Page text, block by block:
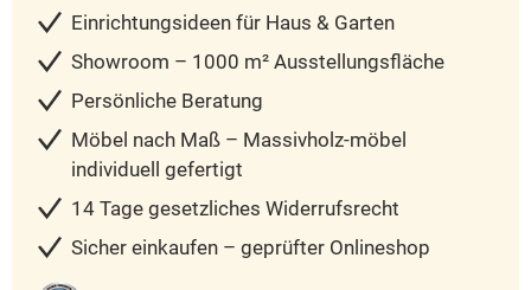
Einrichtungsideen für Haus & Garten
Showroom – 1000 m² Ausstellungsfläche
Persönliche Beratung
Möbel nach Maß – Massivholz-möbel
individuell gefertigt
14 Tage gesetzliches Widerrufsrecht
Sicher einkaufen – geprüfter Onlineshop